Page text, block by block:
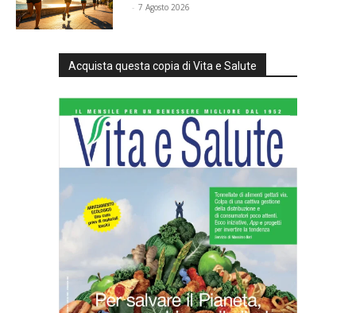
- 7 Agosto 2026
Acquista questa copia di Vita e Salute